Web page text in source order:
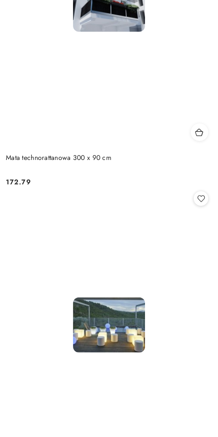
Mata technorattanowa 300 x 90 cm
Cena:
172.79